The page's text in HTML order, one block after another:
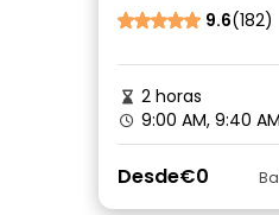
9.6(182)
2 horas
9:00 AM, 9:40 AM
Desde€0